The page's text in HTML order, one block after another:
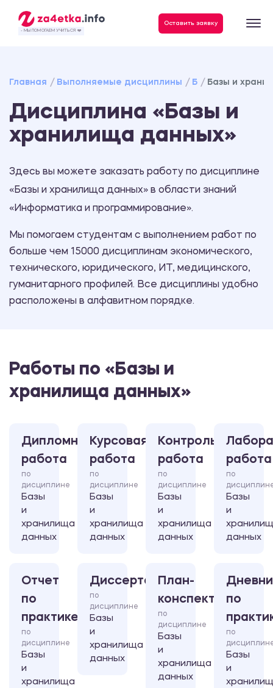
- МЫ ПОМОГАЕМ УЧИТЬСЯ ❤️
Оставить заявку
Главная Выполняемые дисциплины Б Базы и
Дисциплина «Базы и
хранилища данных»
Здесь вы можете заказать работу по дисциплине
«Базы и хранилища данных» в области знаний
«Информатика и программирование».
Мы помогаем студентам с выполнением работ по
больше чем 15000 дисциплинам экономического,
технического, юридического, ИТ, медицинского,
гуманитарного профилей. Все дисциплины удобно
расположены в алфавитном порядке.
Работы по «Базы и
хранилища данных»
Дипломная
работа
по
дисциплине
Базы
и
хранилища
данных
Курсовая
работа
по
дисциплине
Базы
и
хранилища
данных
Контрольная
работа
по
дисциплине
Базы
и
хранилища
данных
работа
по
Базы
и
данных
Отчет
по
практике
по
дисциплине
Базы
и
хранилища
Диссертация
по
дисциплине
Базы
и
хранилища
данных
План-
конспект
по
дисциплине
Базы
и
хранилища
данных
по
по
Базы
и